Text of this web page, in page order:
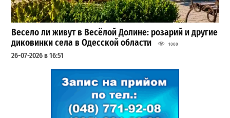
Весело ли живут в Весёлой Долине: розарий и другие
диковинки села в Одесской области
1000
26-07-2026 в 16:51